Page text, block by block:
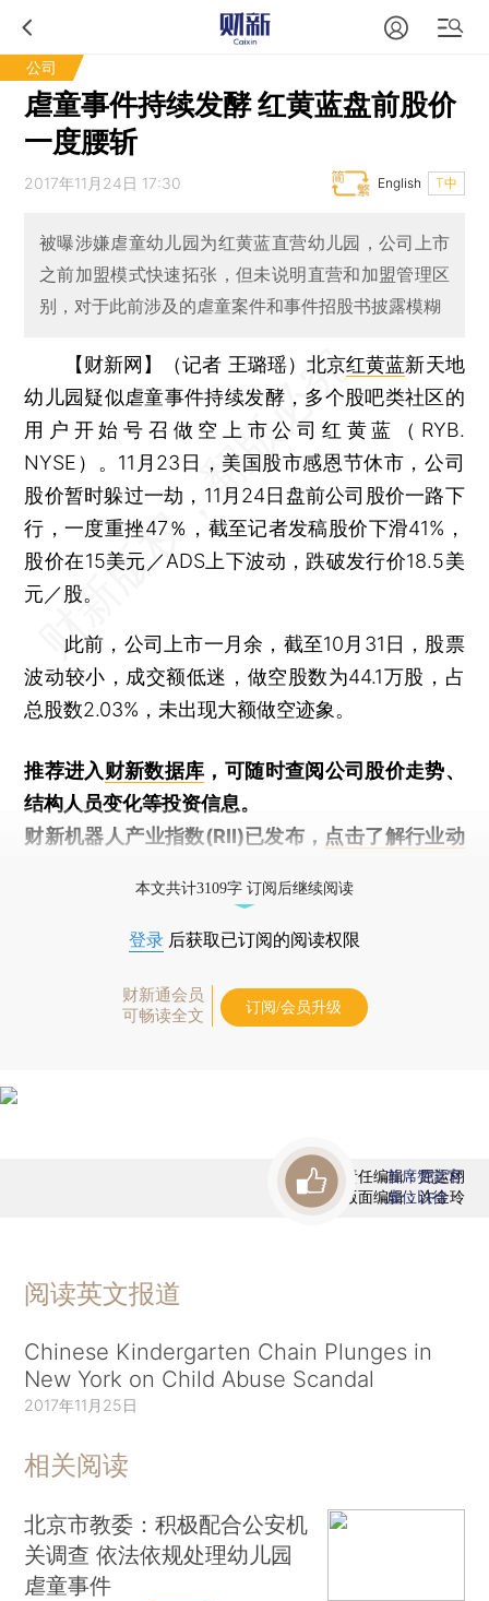
公司
虐童事件持续发酵 红黄蓝盘前股价
一度腰斩
2017年11月24日 17:30 T中
English
被曝涉嫌虐童幼儿园为红黄蓝直营幼儿园，公司上市
之前加盟模式快速拓张，但未说明直营和加盟管理区
别，对于此前涉及的虐童案件和事件招股书披露模糊
【财新网】（记者 王璐瑶） 北京红黄蓝新天地
幼儿园疑似虐童事件持续发酵，多个股吧类社区的
用户开始号召做空上市公司红黄蓝（RYB.
NYSE）。11月23日，美国股市感恩节休市，公司
股价暂时躲过一劫，11月24日盘前公司股价一路下
行，一度重挫47％，截至记者发稿股价下滑41%，
股价在15美元／ADS上下波动，跌破发行价18.5美
元／股。
此前，公司上市一月余，截至10月31日，股票
波动较小，成交额低迷，做空股数为44.1万股，占
总股数2.03%，未出现大额做空迹象。
推荐进入财新数据库 ，可随时查阅公司股价走势、
结构人员变化等投资信息。
财新机器人产业指数(RII)已发布， 点击了解行业动
本文共计3109字 订阅后继续阅读
登录 后获取已订阅的阅读权限
财新通会员
可畅读全文
订阅/会员升级
责任编辑：屈运栩
版面编辑：许金玲
首席赞赏官
虚位以待
阅读英文报道
Chinese Kindergarten Chain Plunges in
New York on Child Abuse Scandal
2017年11月25日
相关阅读
北京市教委：积极配合公安机
关调查 依法依规处理幼儿园
虐童事件